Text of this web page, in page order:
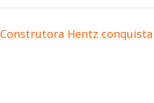
Construtora Hentz